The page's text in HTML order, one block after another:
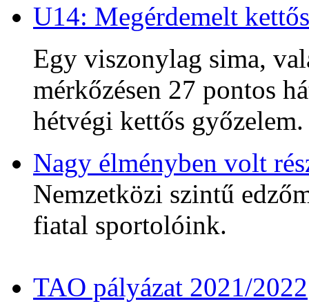
U14: Megérdemelt
Egy viszonylag sima,
mérkőzésen 27 pontos
hétvégi kettős győzelem.
Nagy élményben volt
Nemzetközi szintű
fiatal sportolóink.
TAO pályázat 2021/2022